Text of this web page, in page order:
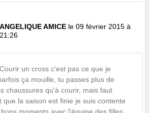
ANGELIQUE AMICE le 09 février 2015 à
21:26
Courir un cross c'est pas ce que je
ça mouille, tu passes plus de
chaussures qu'à courir, mais faut
que la saison est finie je suis contente